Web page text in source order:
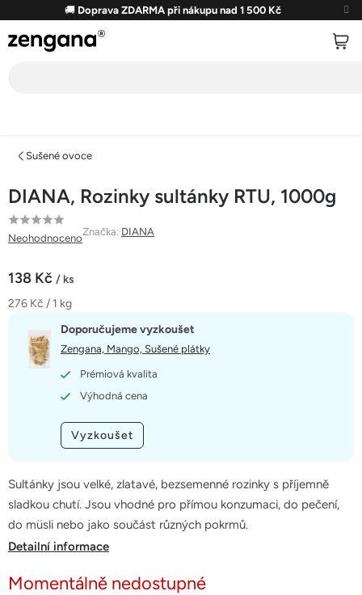
obsah
🚚 Doprava ZDARMA při nákupu nad 1 500 Kč
Sušené ovoce
DIANA, Rozinky sultánky RTU, 1000g
Průměrné
hodnocení
je
0,0
hvězdiček.
Neohodnoceno
Značka: DIANA
138 Kč / ks
Měrná
276 Kč / 1 kg
Momentálně nedostupné
Sultánky jsou velké, zlatavé, bezsemenné rozinky s příjemně
sladkou chutí. Jsou vhodné pro přímou konzumaci, do pečení,
do müsli nebo jako součást různých pokrmů.
Doporučujeme vyzkoušet
Zengana, Mango, Sušené plátky
Prémiová kvalita
Výhodná cena
Vyzkoušet
Detailní informace